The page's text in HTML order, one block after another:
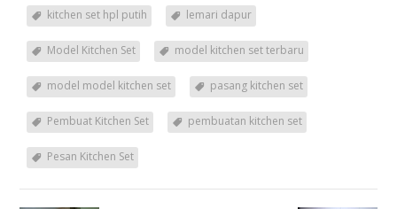
kitchen set hpl putih lemari dapur
Model Kitchen Set model kitchen set terbaru
model model kitchen set pasang kitchen set
Pembuat Kitchen Set pembuatan kitchen set
Pesan Kitchen Set